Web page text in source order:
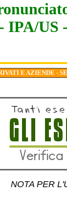
- IPA/US
E AZIENDE -
NOTA PER